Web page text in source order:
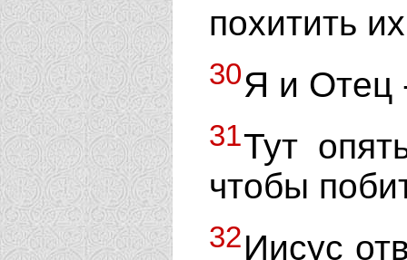
похитить
30Я и Отец
31Тут
чтобы
32Иисус